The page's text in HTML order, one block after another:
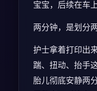
宝宝，后续在车
两分钟，是划分
护士拿着打印出
踹、扭动、抬手
胎儿彻底安静两